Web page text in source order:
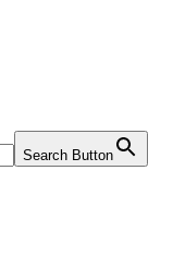
Search Button